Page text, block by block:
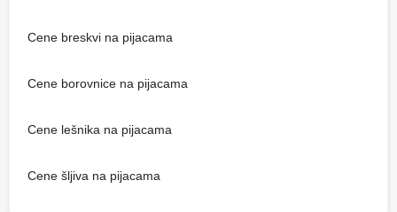
Cene breskvi na pijacama
Cene borovnice na pijacama
Cene lešnika na pijacama
Cene šljiva na pijacama